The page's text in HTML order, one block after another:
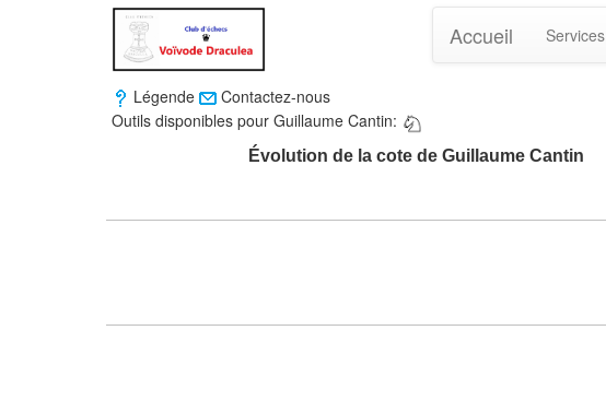
Accueil Services
Légende Contactez-nous
Outils disponibles pour Guillaume Cantin:
Évolution de la cote de Guillaume Cantin